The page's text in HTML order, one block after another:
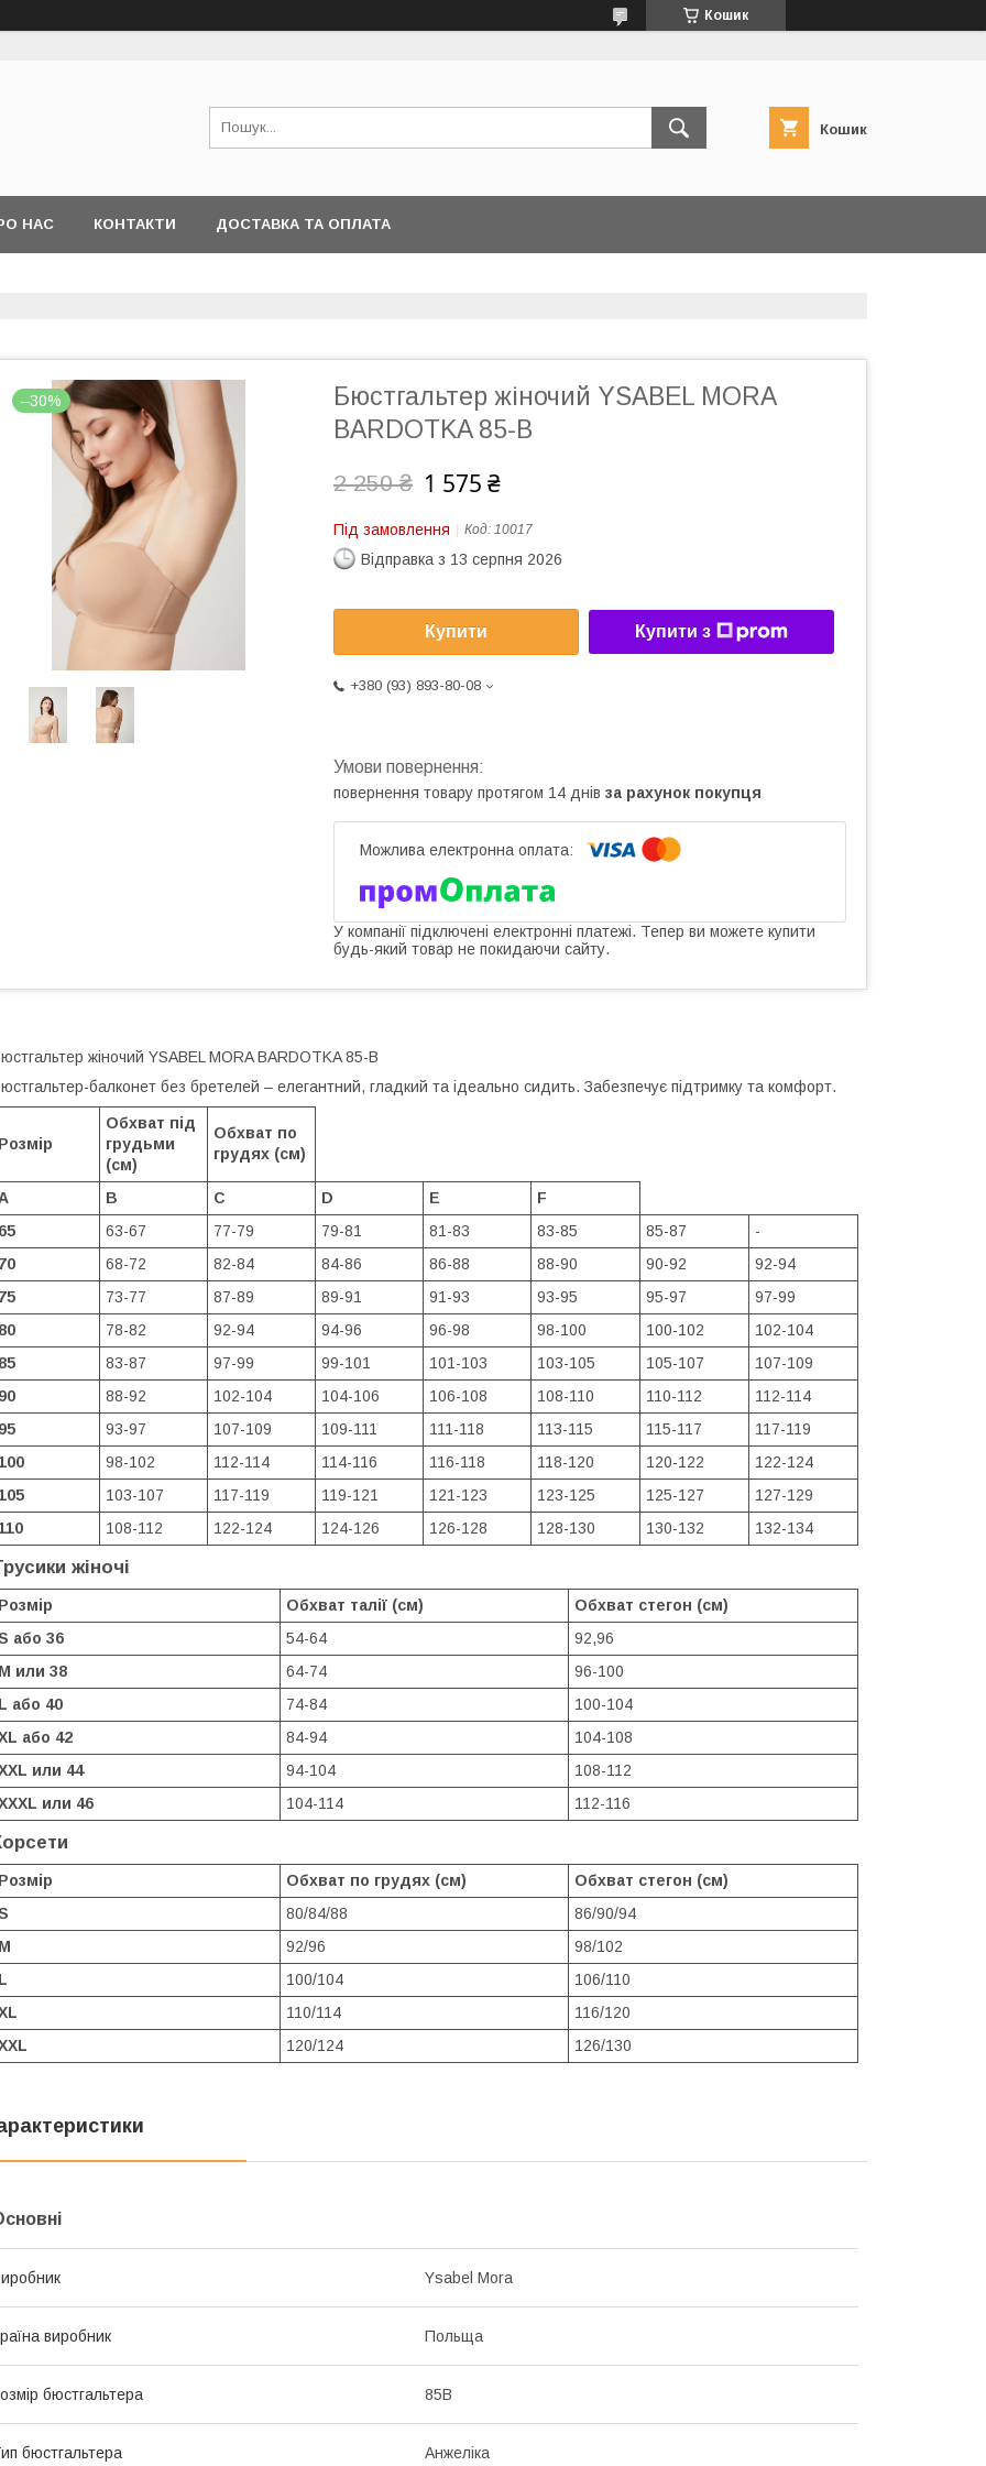
Кошик
Кошик
НАС КОНТАКТИ ДОСТАВКА ТА ОПЛАТА
–30%
Бюстгальтер жіночий YSABEL MORA
BARDOTKA 85-B
2 250 ₴ 1 575 ₴
Під замовлення Код: 10017
Відправка з 13 серпня 2026
Купити Купити з
+380 (93) 893-80-08
повернення товару протягом 14 днів за рахунок покупця
У компанії підключені електронні платежі. Тепер ви можете купити
будь-який товар не покидаючи сайту.
жіночий YSABEL MORA BARDOTKA 85-B
балконет без бретелей – елегантний, гладкий та ідеально сидить. Забезпечує підтримку та комфорт.
Обхват під
грудьми
(см)
Обхват по
грудях (см)
B C D E
F
63-67 77-79 79-81 81-83 83-85 85-87
-
68-72 82-84 84-86 86-88 88-90 90-92
92-94
73-77 87-89 89-91 91-93 93-95 95-97
97-99
78-82 92-94 94-96 96-98 98-100 100-102
102-104
83-87 97-99 99-101 101-103 103-105 105-107
107-109
88-92 102-104 104-106 106-108 108-110 110-112
112-114
93-97 107-109 109-111 111-118 113-115 115-117
117-119
98-102 112-114 114-116 116-118 118-120 120-122
122-124
103-107 117-119 119-121 121-123 123-125 125-127
127-129
108-112 122-124 124-126 126-128 128-130 130-132 132-134
жіночі
Обхват талії (см)
Обхват стегон (см)
або 36
54-64
92,96
или 38
64-74
96-100
або 40
74-84
100-104
або 42
84-94
104-108
или 44
94-104
108-112
или 46
104-114 112-116
Обхват по грудях (см)
Обхват стегон (см)
80/84/88
86/90/94
92/96
98/102
100/104
106/110
110/114
116/120
120/124 126/130
Ysabel Mora
виробник Польща
бюстгальтера 85B
бюстгальтера Анжеліка